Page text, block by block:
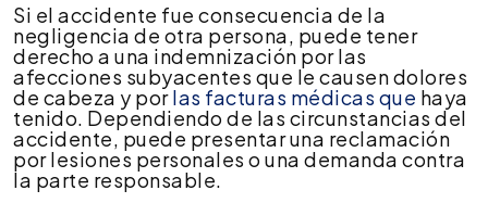
Si el accidente fue consecuencia de la
negligencia de otra persona, puede tener
derecho a una indemnización por las
afecciones subyacentes que le causen dolores
de cabeza y porlas facturas médicas que haya
tenido. Dependiendo de las circunstancias del
accidente, puede presentar una reclamación
por lesiones personales o una demanda contra
la parte responsable.